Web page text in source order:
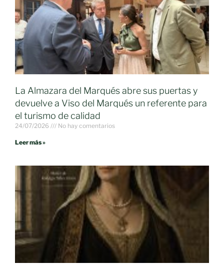
La Almazara del Marqués abre sus puertas y
devuelve a Viso del Marqués un referente para
el turismo de calidad
24/07/2026 No hay comentarios
Leer más »